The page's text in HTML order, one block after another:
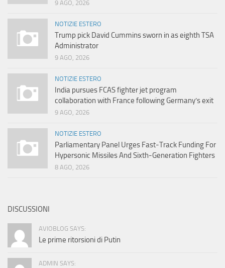
9 AGO, 2026
NOTIZIE ESTERO
Trump pick David Cummins sworn in as eighth TSA
Administrator
9 AGO, 2026
NOTIZIE ESTERO
India pursues FCAS fighter jet program
collaboration with France following Germany’s exit
9 AGO, 2026
NOTIZIE ESTERO
Parliamentary Panel Urges Fast-Track Funding For
Hypersonic Missiles And Sixth-Generation Fighters
8 AGO, 2026
DISCUSSIONI
AVIOBLOG SAYS:
Le prime ritorsioni di Putin
ADMIN SAYS: